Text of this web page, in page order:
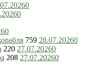
0
0
0
759 28.07.20260
220 27.07.20260
208 27.07.20260